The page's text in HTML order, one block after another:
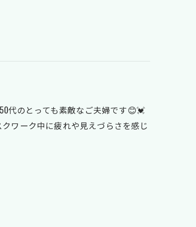
代のとっても素敵なご夫婦です😊💓
ワーク中に疲れや見えづらさを感じ